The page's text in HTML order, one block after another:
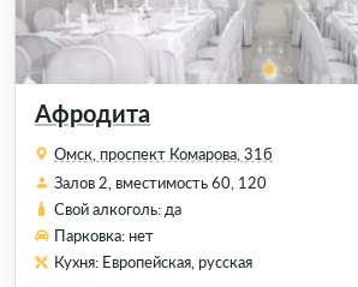
Афродита
Омск, проспект Комарова, 31б
Залов 2, вместимость 60, 120
Свой алкоголь: да
Парковка: нет
Кухня: Европейская, русская